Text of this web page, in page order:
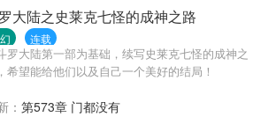
大陆之史莱克七怪的成神之路
连载
罗大陆第一部为基础，续写史莱克七怪的成神之
希望能给他们以及自己一个美好的结局！
： 第573章 门都没有